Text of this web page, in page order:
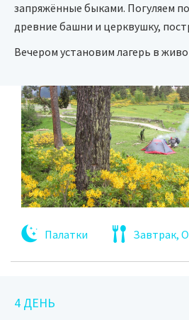
запряжённые быками. Погуляем
древние башни и церквушку,
Вечером установим лагерь в
Палатки Завтрак,
4 ДЕНЬ